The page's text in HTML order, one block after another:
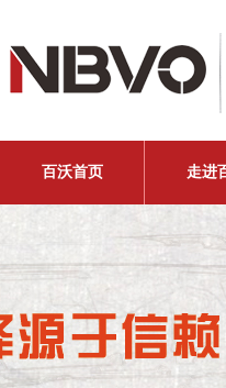
百沃首页 走进